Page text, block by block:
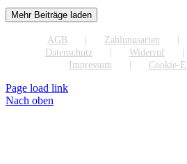
Mehr Beiträge laden
AGB Zahlungsarten
Datenschutz
Widerruf
Impressum
Cookie-
Page load link
Nach oben